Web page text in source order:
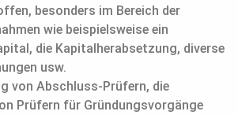
besonders im Bereich der
wie beispielsweise ein
die Kapitalherabsetzung, diverse
usw.
von Abschluss-Prüfern, die
Prüfern für Gründungsvorgänge